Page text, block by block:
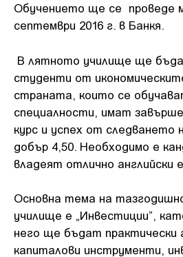
Обучението ще се проведе
септември 2016 г. в Банкя.
В лятното училище ще
студенти от
страната, които се
специалности, имат
курс и успех от следването
добър 4,50. Необходимо е
владеят отлично английски
Основна тема на
училище е „Инвестиции”,
него ще бъдат практически
капиталови инструменти,